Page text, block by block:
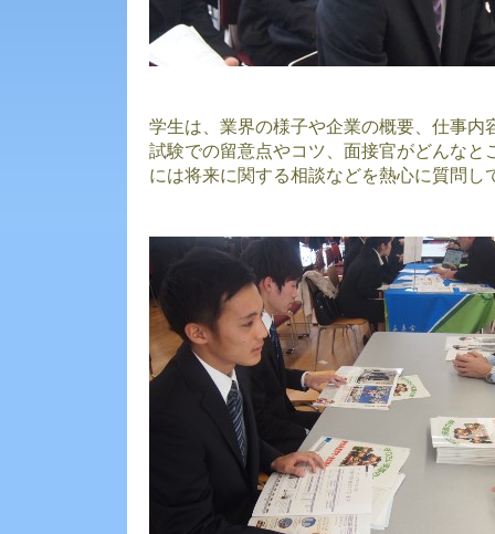
学生は、業界の様子や企業の概要、仕事内
試験での留意点やコツ、面接官がどんなと
には将来に関する相談などを熱心に質問し